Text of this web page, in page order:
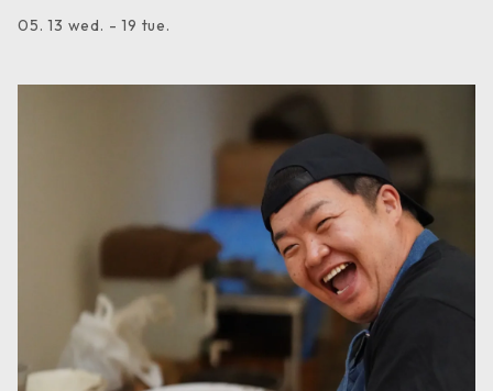
05. 13 wed. - 19 tue.